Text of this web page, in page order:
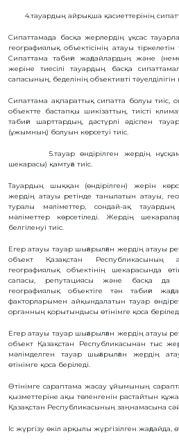
ОРЫНДАР
«ҚАЗАҚСТАННЫҢ
ЗИЯТКЕРЛІК
МЕНШІГІ»
ЖУРНАЛЫ
МЕМЛЕКЕТТІК
КӨРСЕТІЛЕТІН
МЕМЛЕКЕТТІК
САТЫП
АЛУЛАР
ҚАРСЫ ІС-
ҚИМЫЛ
ФОРУМЫ
БАЙЛАНЫС
ОБЪЕКТІЛЕРІ
ӨНЕРТАБЫСТАР
ПАЙДАЛЫ
МОДЕЛЬДЕР
ӨНЕРКӘСІПТІК
СЕЛЕКЦИЯЛЫҚ
ЖЕТІСТІКТЕР
ТАУАР
ТАУАР
ШЫҒАРЫЛҒАН
ЖЕРДIҢ
АТАУЛАРЫ
ГЕОГРАФИЯЛЫҚ
4.тауардың айрықша қасиеттерінің
Сипаттамада басқа жерлердің ұқсас
географиялық объектісінің атауы
Сипаттама табиғи жағдайлардың және
жеріне тиесілі тауардың басқа
сапасының, беделінің объективті тәуелділігін
Сипаттама ақпараттық сипатта болуы тиіс,
объектте бастапқы шикізаттың, тиісті
табиғи шарттардың, дәстүрлі әдіспен
(ұжымның) болуын көрсетуі тиіс.
5.тауар өндiрiлген жердің
шекарасы) қамтуға тиiс.
Тауардың шыққан (өндірілген) жерін
жердің атауы ретінде танылатын атауы,
туралы мәліметтер, сондай-ақ
мәліметтер көрсетіледі. Жердің
белгіленуі тиіс.
Егер атауы тауар шығарылған жердің атауы
объект Қазақстан Республикасының
географиялық объектінің шекарасында
сапасы, репутациясы және басқа да
географиялық объектіге тән табиғи
факторларымен айқындалатын тауар
органның қорытындысы өтінімге қоса
Егер атауы тауар шығарылған жердiң атауы
объект Қазақстан Республикасынан тыс
мәлiмделген тауар шығарылған жердiң
өтiнiмге қоса берiледi.
Өтiнiмге сараптама жасау ұйымының
қызметтерiне ақы төленгенiн растайтын
Қазақстан Республикасының заңнамасына
Iс жүргiзу өкiл арқылы жүргiзiлген жағдайда,